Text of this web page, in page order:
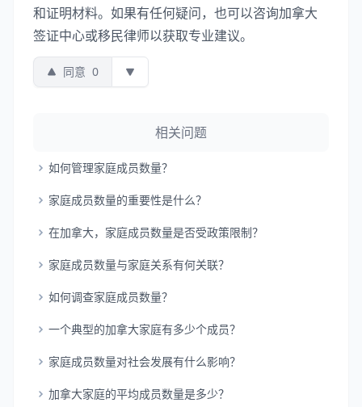
和证明材料。如果有任何疑问，也可以咨询加拿大
签证中心或移民律师以获取专业建议。
同意 0
相关问题
如何管理家庭成员数量？
家庭成员数量的重要性是什么？
在加拿大，家庭成员数量是否受政策限制？
家庭成员数量与家庭关系有何关联？
如何调查家庭成员数量？
一个典型的加拿大家庭有多少个成员？
家庭成员数量对社会发展有什么影响？
加拿大家庭的平均成员数量是多少？